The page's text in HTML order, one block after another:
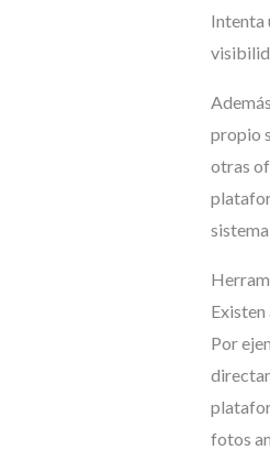
Intenta
propio
otras
Existen
Por
fotos